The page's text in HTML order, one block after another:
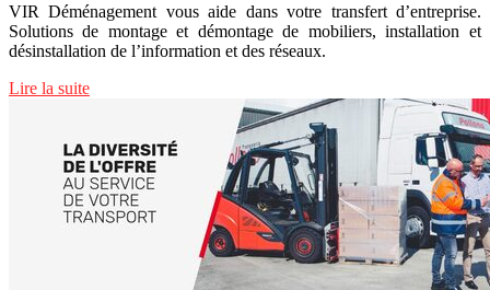
VIR Déménagement vous aide dans votre transfert d’entreprise.
Solutions de montage et démontage de mobiliers, installation et
désinstallation de l’information et des réseaux.
Lire la suite